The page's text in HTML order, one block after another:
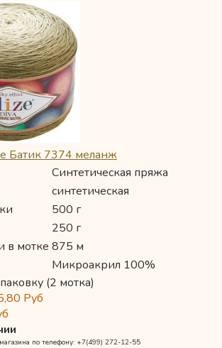
Батик 7374 меланж
Синтетическая пряжа
синтетическая
500 г
250 г
в мотке 875 м
Микроакрил 100%
(2 мотка)
Руб
по телефону: +7(499) 272-12-55